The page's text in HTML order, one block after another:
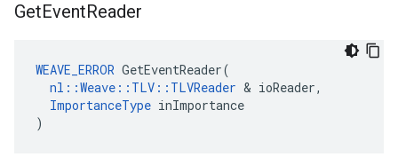
GetEventReader
WEAVE_ERROR GetEventReader(
nl::Weave::TLV::TLVReader & ioReader,
ImportanceType inImportance
)